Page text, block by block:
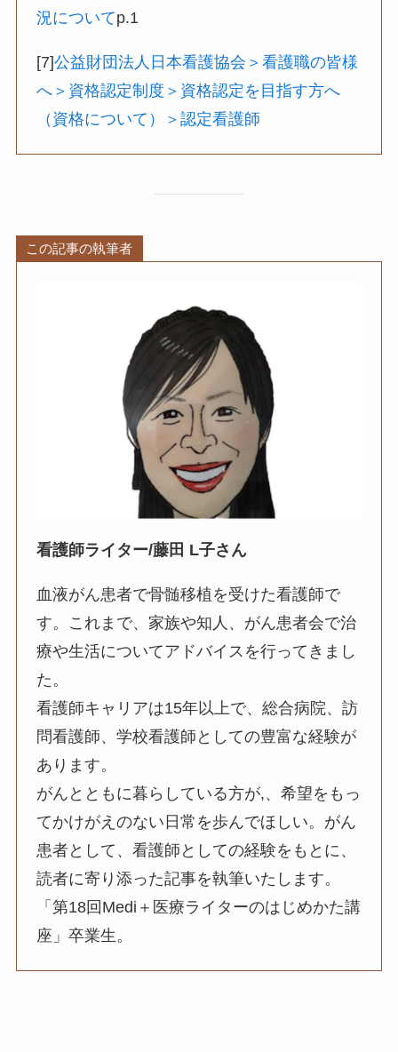
況についてp.1
[7]公益財団法人日本看護協会＞看護職の皆様
へ＞資格認定制度＞資格認定を目指す方へ
（資格について）＞認定看護師
この記事の執筆者
看護師ライター/藤田 L子さん
血液がん患者で骨髄移植を受けた看護師で
す。これまで、家族や知人、がん患者会で治
療や生活についてアドバイスを行ってきまし
た。
看護師キャリアは15年以上で、総合病院、訪
問看護師、学校看護師としての豊富な経験が
あります。
がんとともに暮らしている方が,、希望をもっ
てかけがえのない日常を歩んでほしい。がん
患者として、看護師としての経験をもとに、
読者に寄り添った記事を執筆いたします。
「第18回Medi＋医療ライターのはじめかた講
座」卒業生。